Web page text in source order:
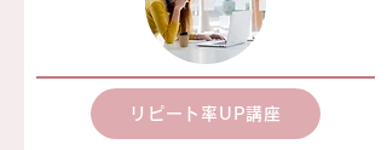
リピート率UP講座